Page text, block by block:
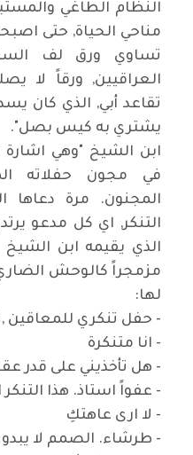
النظام الطاغي
مناحي الحياة, حتى
تساوي ورق لف
العراقيين, ورقاً لا
تقاعد أبي, الذي كان
يشتري به كيس بصل".
ابن الشيخ "وهي
في مجون حفلاته
المجنون. مرة دعاها
التنكر, اي كل مدعو
الذي يقيمه ابن
مزمجراً كالوحش
لها:
- حفل تنكري للمعاقين
- انا متنكرة
- هل تأخذيني على قدر
- عفواً استاذ. هذا
- لا ارى عاهتكِ
- طرشاء. الصمم لا